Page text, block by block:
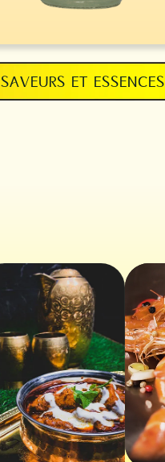
SAVEURS ET ESSENCES